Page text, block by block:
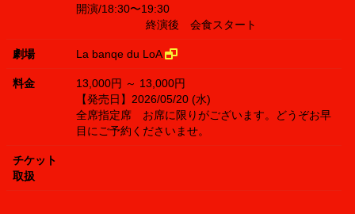
開演/18:30〜19:30
終演後 会食スタート
劇場 La banqe du LoA
料金
13,000円 ～ 13,000円
【発売日】2026/05/20 (水)
全席指定席 お席に限りがございます。どうぞお早
目にご予約くださいませ。
チケット
取扱